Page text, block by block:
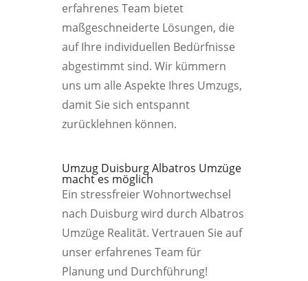
erfahrenes Team bietet
maßgeschneiderte Lösungen, die
auf Ihre individuellen Bedürfnisse
abgestimmt sind. Wir kümmern
uns um alle Aspekte Ihres Umzugs,
damit Sie sich entspannt
zurücklehnen können.
Umzug Duisburg Albatros Umzüge
macht es möglich
Ein stressfreier Wohnortwechsel
nach Duisburg wird durch Albatros
Umzüge Realität. Vertrauen Sie auf
unser erfahrenes Team für
Planung und Durchführung!